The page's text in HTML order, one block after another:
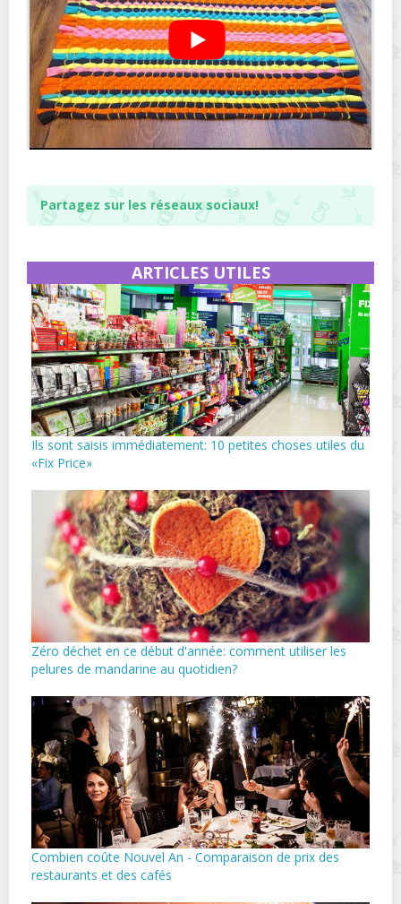
Partagez sur les réseaux sociaux!
ARTICLES UTILES
Ils sont saisis immédiatement: 10 petites choses utiles du
«Fix Price»
Zéro déchet en ce début d'année: comment utiliser les
pelures de mandarine au quotidien?
Combien coûte Nouvel An - Comparaison de prix des
restaurants et des cafés